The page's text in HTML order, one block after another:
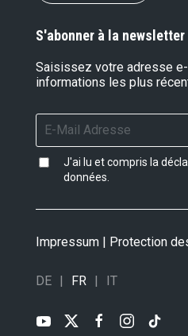
S'abonner à la newsletter
Saisissez votre adresse
informations les plus
J'ai lu et compris la
données
Impressum | Protection
DE FR IT